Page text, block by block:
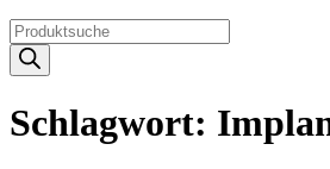
Products
search
Schlagwort: